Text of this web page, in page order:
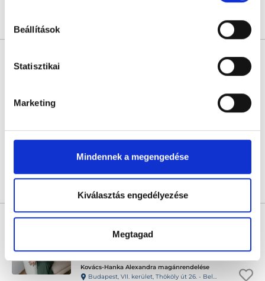
Beállítások
Statisztikai
Marketing
Mindennek a megengedése
Kiválasztás engedélyezése
Megtagad
Profil
Következő időpont:augusztus 10.
Kovács-Hanka Alexandra
Pszichológus
5.0
7 értékelés
Kovács-Hanka Alexandra magánrendelése
Budapest, VII. kerület, Thököly út 26. - Belső sziget